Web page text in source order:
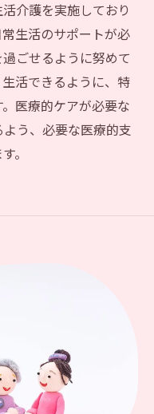
介護を実施しており
生活のサポートが必
ごせるように努めて
活できるように、特
医療的ケアが必要な
う、必要な医療的支
。